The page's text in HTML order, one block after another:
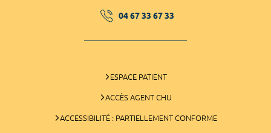
04 67 33 67 33
ESPACE PATIENT
ACCÈS AGENT CHU
ACCESSIBILITÉ : PARTIELLEMENT CONFORME